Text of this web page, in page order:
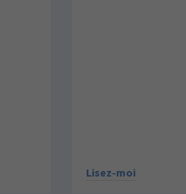
Lisez-moi